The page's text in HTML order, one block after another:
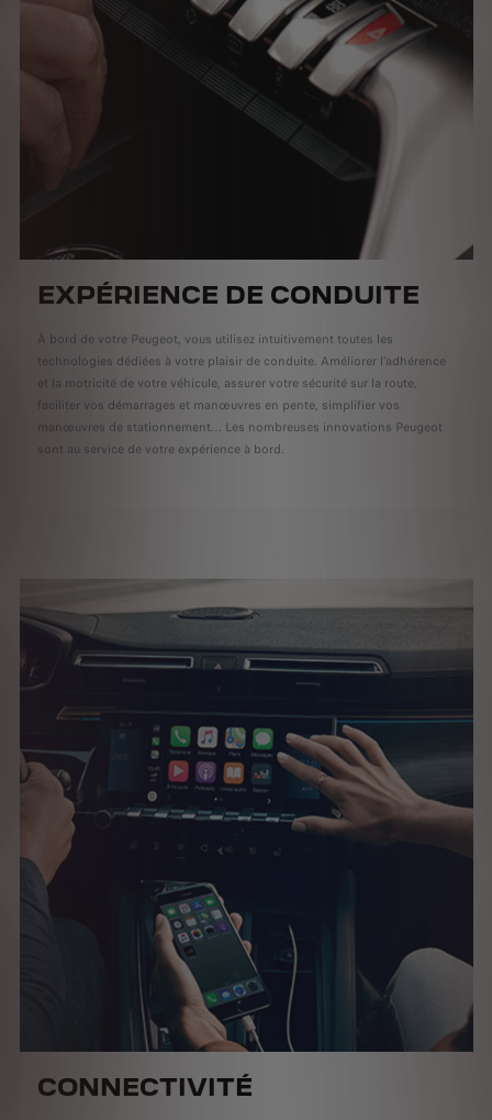
EXPÉRIENCE DE CONDUITE
À bord de votre Peugeot, vous utilisez intuitivement toutes les
technologies dédiées à votre plaisir de conduite. Améliorer l’adhérence
et la motricité de votre véhicule, assurer votre sécurité sur la route,
faciliter vos démarrages et manœuvres en pente, simplifier vos
manœuvres de stationnement… Les nombreuses innovations Peugeot
sont au service de votre expérience à bord.
CONNECTIVITÉ